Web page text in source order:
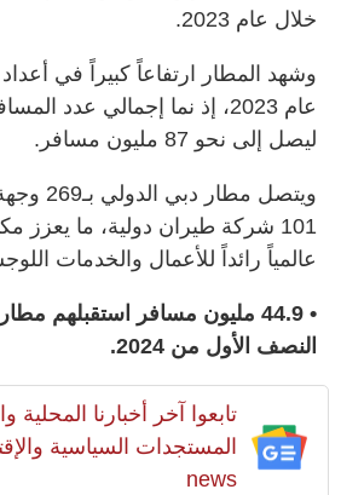
خلال عام 2023.
وشهد المطار ارتفاعاً كبيراً في
ليصل إلى نحو 87 مليون مسافر.
101 شركة طيران دولية، ما يعزز
عالمياً رائداً للأعمال والخدمات
• 44.9 مليون مسافر استقبلهم
النصف الأول من 2024.
تابعوا آخر أخبارنا المحلية
news